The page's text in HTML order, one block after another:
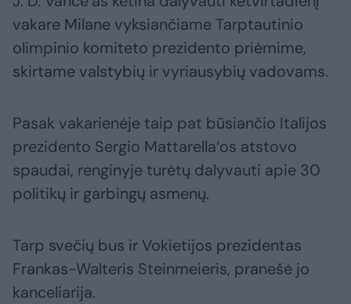
vakare Milane vyksiančiame Tarptautinio
olimpinio komiteto prezidento priėmime,
skirtame valstybių ir vyriausybių vadovams.
Pasak vakarienėje taip pat būsiančio Italijos
prezidento Sergio Mattarella‘os atstovo
spaudai, renginyje turėtų dalyvauti apie 30
politikų ir garbingų asmenų.
Tarp svečių bus ir Vokietijos prezidentas
Frankas-Walteris Steinmeieris, pranešė jo
kanceliarija.